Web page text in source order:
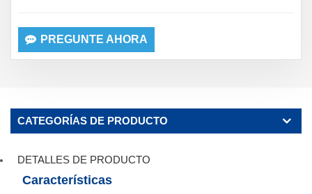
PREGUNTE AHORA
CATEGORÍAS DE PRODUCTO
DETALLES DE PRODUCTO
Características